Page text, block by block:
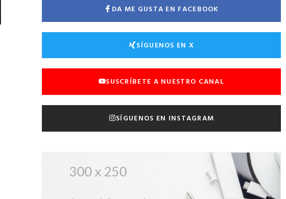
DA ME GUSTA EN FACEBOOK
SÍGUENOS EN X
SUSCRÍBETE A NUESTRO CANAL
SÍGUENOS EN INSTAGRAM